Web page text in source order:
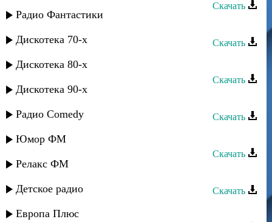
Радио Фантастики
Дискотека 70-х
Дискотека 80-х
Дискотека 90-х
Радио Comedy
Юмор ФМ
Релакс ФМ
Детское радио
Европа Плюс
Скачать
Тарлан Мамедов - Чан алагуз
Скачать
Тарлан Мамедов - Беневша
Скачать
Скачать
Яраг - Лезги руш
Скачать
Скачать
Руслан Яриков - Алтын ай